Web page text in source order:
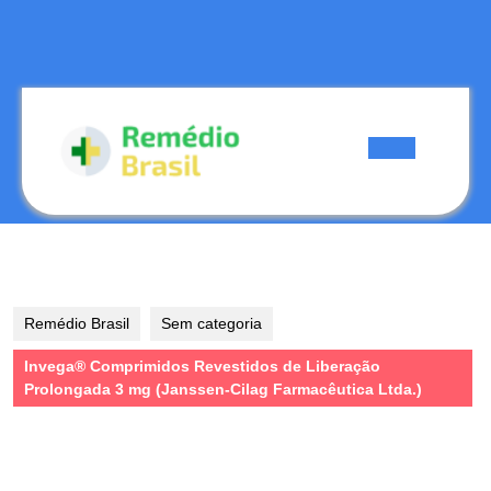
Remédio Brasil Sem categoria
Invega® Comprimidos Revestidos de Liberação
Prolongada 3 mg (Janssen-Cilag Farmacêutica Ltda.)